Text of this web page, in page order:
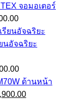
price
฿600.00.
จอมอเตอร์
นอัจฉริยะ
Current